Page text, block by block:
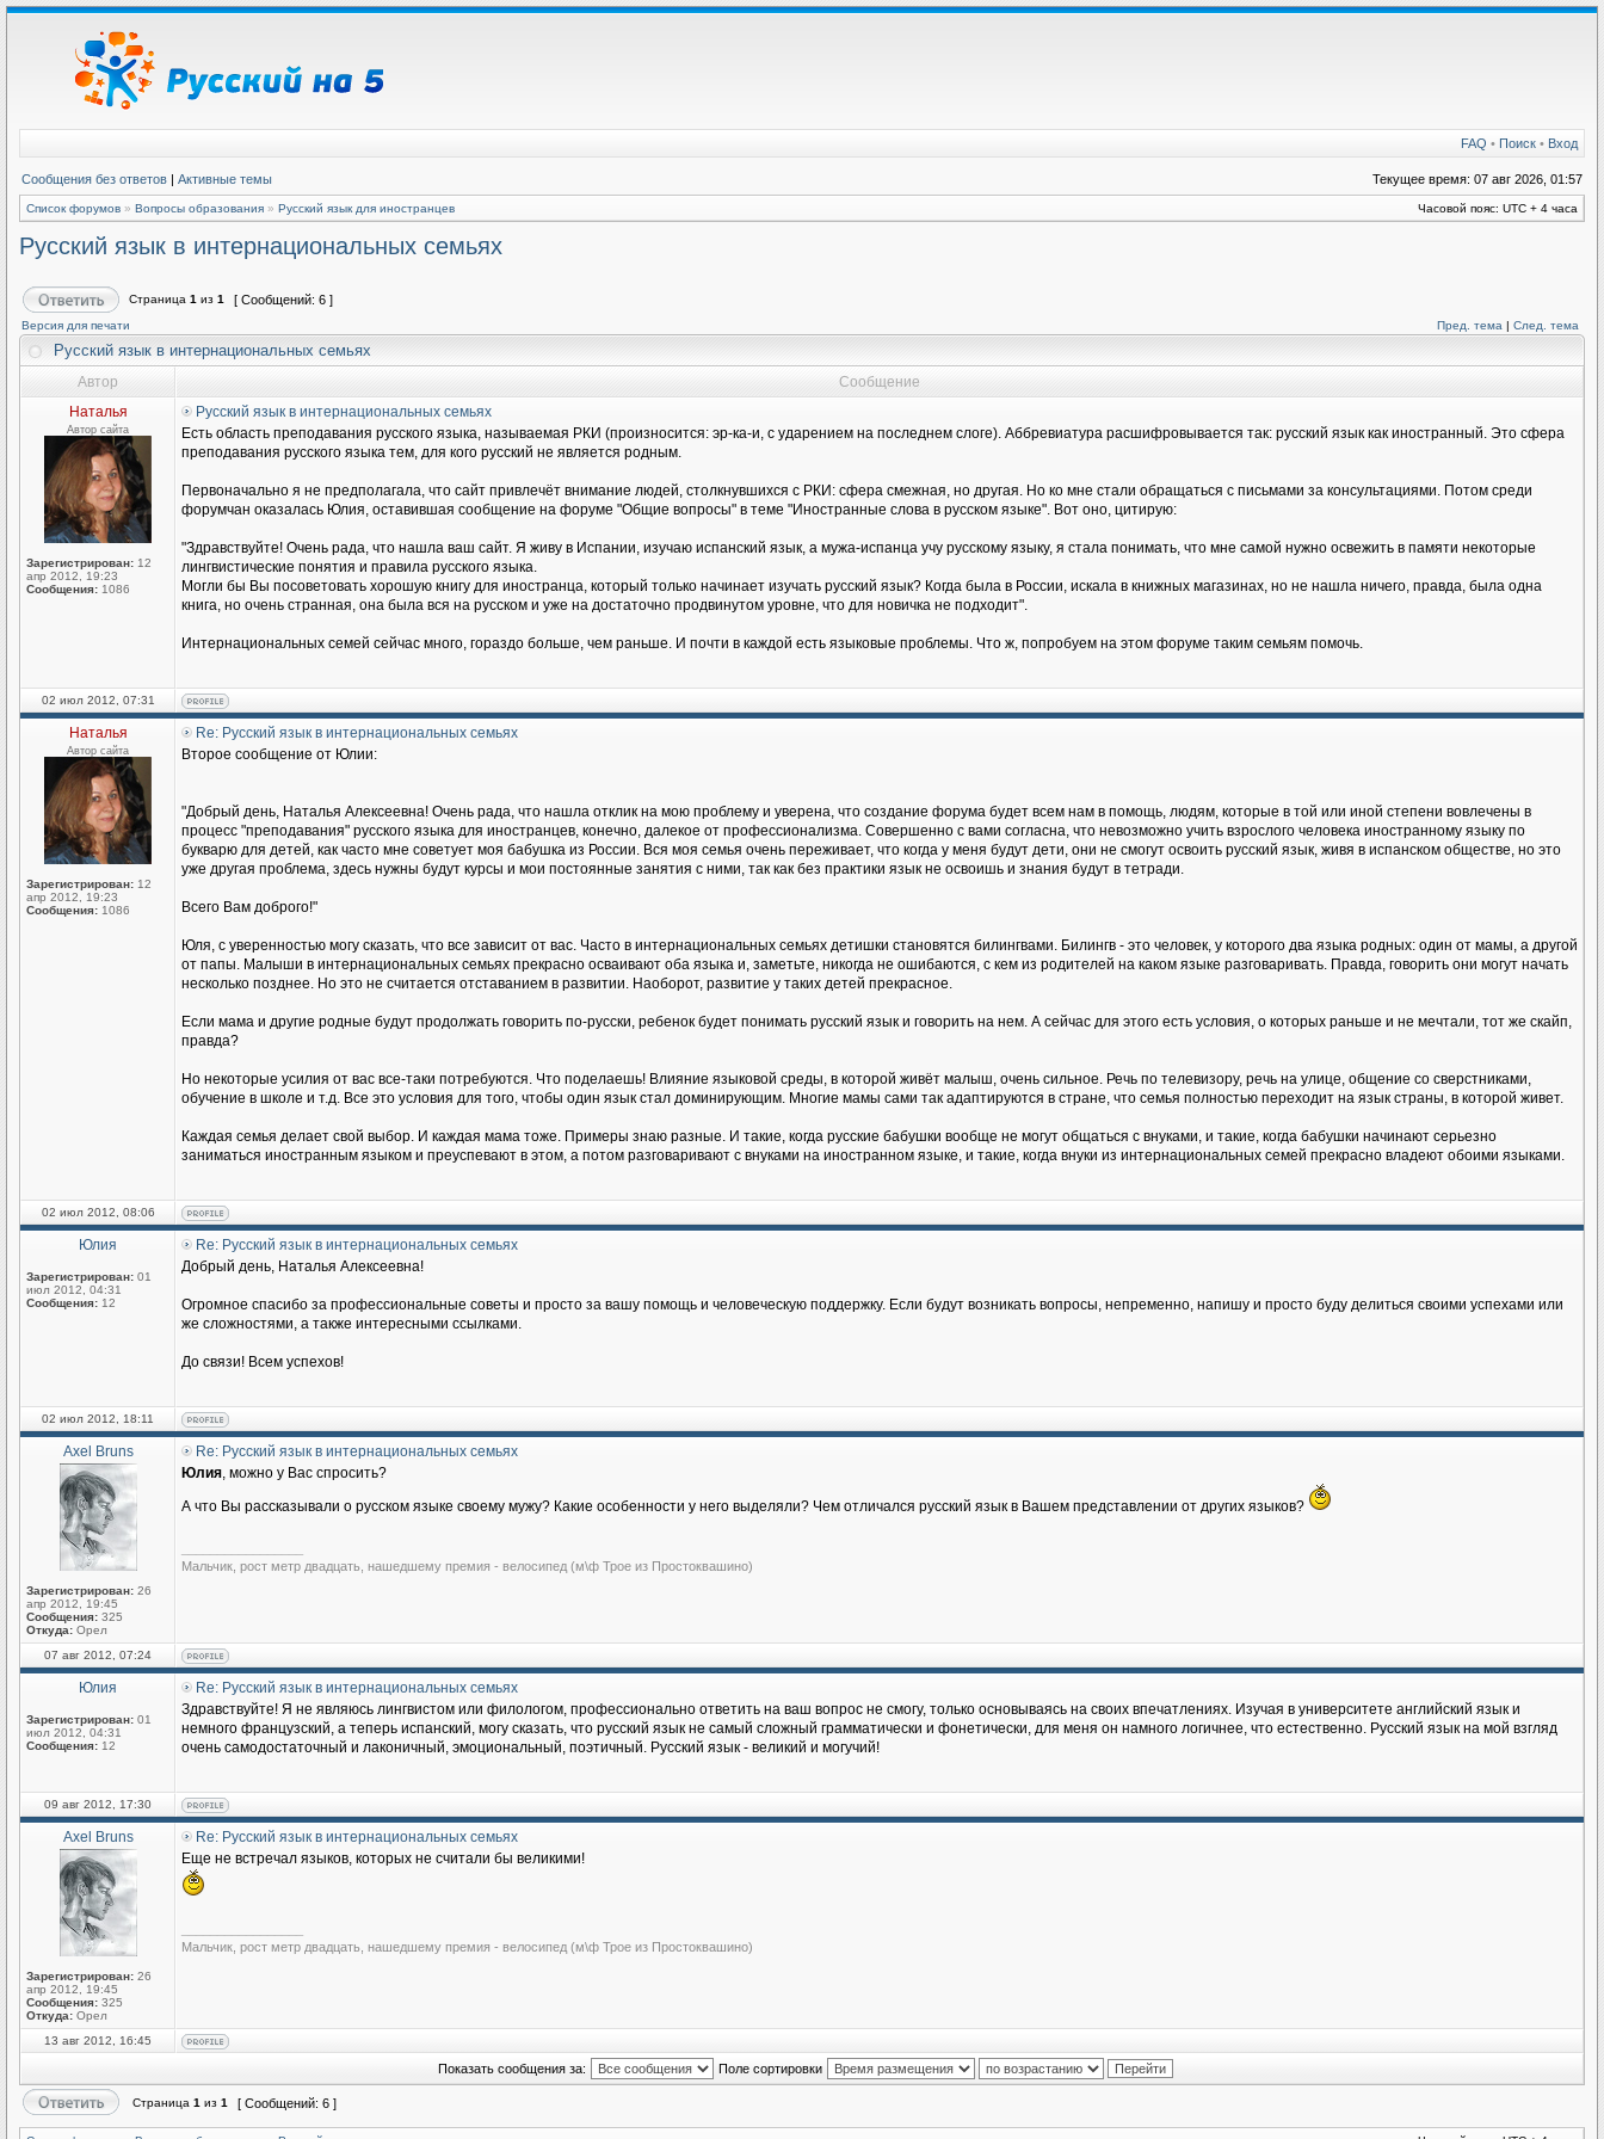
FAQ • Поиск • Вход
Сообщения без ответов | Активные темы Текущее время: 07 авг 2026, 01:57
Список форумов » Вопросы образования » Русский язык для иностранцев Часовой пояс: UTC + 4 часа
Русский язык в интернациональных семьях
Страница 1 из 1 [ Сообщений: 6 ]
Версия для печати Пред. тема | След. тема
Русский язык в интернациональных семьях
Автор
Сообщение
Наталья
Автор сайта
Зарегистрирован: 12
апр 2012, 19:23
Сообщения: 1086
Русский язык в интернациональных семьях
Есть область преподавания русского языка, называемая РКИ (произносится: эр-ка-и, с ударением на последнем слоге). Аббревиатура расшифровывается так: русский язык как иностранный. Это сфера
преподавания русского языка тем, для кого русский не является родным.
Первоначально я не предполагала, что сайт привлечёт внимание людей, столкнувшихся с РКИ: сфера смежная, но другая. Но ко мне стали обращаться с письмами за консультациями. Потом среди
форумчан оказалась Юлия, оставившая сообщение на форуме "Общие вопросы" в теме "Иностранные слова в русском языке". Вот оно, цитирую:
"Здравствуйте! Очень рада, что нашла ваш сайт. Я живу в Испании, изучаю испанский язык, а мужа-испанца учу русскому языку, я стала понимать, что мне самой нужно освежить в памяти некоторые
лингвистические понятия и правила русского языка.
Могли бы Вы посоветовать хорошую книгу для иностранца, который только начинает изучать русский язык? Когда была в России, искала в книжных магазинах, но не нашла ничего, правда, была одна
книга, но очень странная, она была вся на русском и уже на достаточно продвинутом уровне, что для новичка не подходит".
Интернациональных семей сейчас много, гораздо больше, чем раньше. И почти в каждой есть языковые проблемы. Что ж, попробуем на этом форуме таким семьям помочь.
02 июл 2012, 07:31
Наталья
Автор сайта
Зарегистрирован: 12
апр 2012, 19:23
Сообщения: 1086
Re: Русский язык в интернациональных семьях
Второе сообщение от Юлии:
"Добрый день, Наталья Алексеевна! Очень рада, что нашла отклик на мою проблему и уверена, что создание форума будет всем нам в помощь, людям, которые в той или иной степени вовлечены в
процесс "преподавания" русского языка для иностранцев, конечно, далекое от профессионализма. Совершенно с вами согласна, что невозможно учить взрослого человека иностранному языку по
букварю для детей, как часто мне советует моя бабушка из России. Вся моя семья очень переживает, что когда у меня будут дети, они не смогут освоить русский язык, живя в испанском обществе, но это
уже другая проблема, здесь нужны будут курсы и мои постоянные занятия с ними, так как без практики язык не освоишь и знания будут в тетради.
Всего Вам доброго!"
Юля, с уверенностью могу сказать, что все зависит от вас. Часто в интернациональных семьях детишки становятся билингвами. Билингв - это человек, у которого два языка родных: один от мамы, а другой
от папы. Малыши в интернациональных семьях прекрасно осваивают оба языка и, заметьте, никогда не ошибаются, с кем из родителей на каком языке разговаривать. Правда, говорить они могут начать
несколько позднее. Но это не считается отставанием в развитии. Наоборот, развитие у таких детей прекрасное.
Если мама и другие родные будут продолжать говорить по-русски, ребенок будет понимать русский язык и говорить на нем. А сейчас для этого есть условия, о которых раньше и не мечтали, тот же скайп,
правда?
Но некоторые усилия от вас все-таки потребуются. Что поделаешь! Влияние языковой среды, в которой живёт малыш, очень сильное. Речь по телевизору, речь на улице, общение со сверстниками,
обучение в школе и т.д. Все это условия для того, чтобы один язык стал доминирующим. Многие мамы сами так адаптируются в стране, что семья полностью переходит на язык страны, в которой живет.
Каждая семья делает свой выбор. И каждая мама тоже. Примеры знаю разные. И такие, когда русские бабушки вообще не могут общаться с внуками, и такие, когда бабушки начинают серьезно
заниматься иностранным языком и преуспевают в этом, а потом разговаривают с внуками на иностранном языке, и такие, когда внуки из интернациональных семей прекрасно владеют обоими языками.
02 июл 2012, 08:06
Юлия
Зарегистрирован: 01
июл 2012, 04:31
Сообщения: 12
Re: Русский язык в интернациональных семьях
Добрый день, Наталья Алексеевна!
Огромное спасибо за профессиональные советы и просто за вашу помощь и человеческую поддержку. Если будут возникать вопросы, непременно, напишу и просто буду делиться своими успехами или
же сложностями, а также интересными ссылками.
До связи! Всем успехов!
02 июл 2012, 18:11
Axel Bruns
Зарегистрирован: 26
апр 2012, 19:45
Сообщения: 325
Откуда: Орел
Re: Русский язык в интернациональных семьях
Юлия, можно у Вас спросить?
А что Вы рассказывали о русском языке своему мужу? Какие особенности у него выделяли? Чем отличался русский язык в Вашем представлении от других языков?
Мальчик, рост метр двадцать, нашедшему премия - велосипед (м\ф Трое из Простоквашино)
07 авг 2012, 07:24
Юлия
Зарегистрирован: 01
июл 2012, 04:31
Сообщения: 12
Re: Русский язык в интернациональных семьях
Здравствуйте! Я не являюсь лингвистом или филологом, профессионально ответить на ваш вопрос не cмогу, только основываясь на своих впечатлениях. Изучая в университете английский язык и
немного французский, а теперь испанский, могу сказать, что русский язык не самый сложный грамматически и фонетически, для меня он намного логичнее, что естественно. Русский язык на мой взгляд
очень самодостаточный и лаконичный, эмоциональный, поэтичный. Русский язык - великий и могучий!
09 авг 2012, 17:30
Axel Bruns
Зарегистрирован: 26
апр 2012, 19:45
Сообщения: 325
Откуда: Орел
Re: Русский язык в интернациональных семьях
Еще не встречал языков, которых не считали бы великими!
Мальчик, рост метр двадцать, нашедшему премия - велосипед (м\ф Трое из Простоквашино)
13 авг 2012, 16:45
Показать сообщения за: Поле сортировки
Страница 1 из 1 [ Сообщений: 6 ]